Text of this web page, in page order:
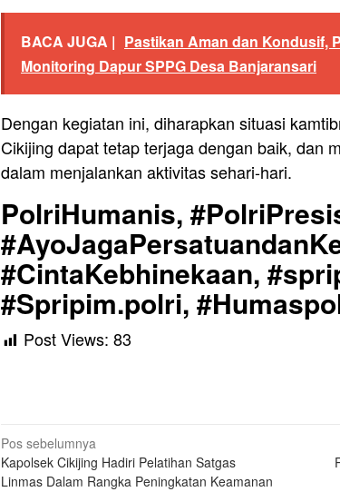
BACA JUGA | Pastikan Aman dan Kondusif,
Monitoring Dapur SPPG Desa Banjaransari
Dengan kegiatan ini, diharapkan situasi
Cikijing dapat tetap terjaga dengan baik, dan
dalam menjalankan aktivitas sehari-hari.
PolriHumanis,
#CintaKebhinekaan,
#Spripim.polri,
Post Views: 83
Navigasi
pos
Pos sebelumnya
Kapolsek Cikijing Hadiri Pelatihan Satgas
Linmas Dalam Rangka Peningkatan Keamanan